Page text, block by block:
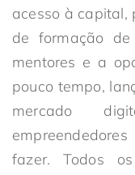
acesso à capital,
de formação
mentores e a
pouco tempo,
mercado
fazer. Todos